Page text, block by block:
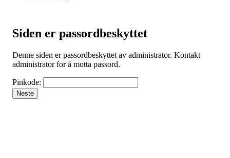
Siden er passordbeskyttet
Denne siden er passordbeskyttet av administrator. Kontakt
administrator for å motta passord.
Pinkode:
Neste